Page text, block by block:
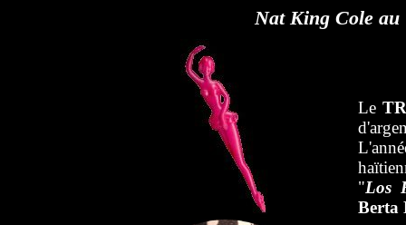
Nat King Cole au
Le
"Los
Berta